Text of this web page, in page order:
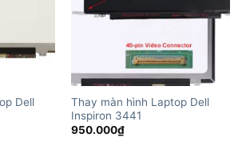
Dell
Thay màn hình Laptop Dell
Inspiron 3441
950.000₫